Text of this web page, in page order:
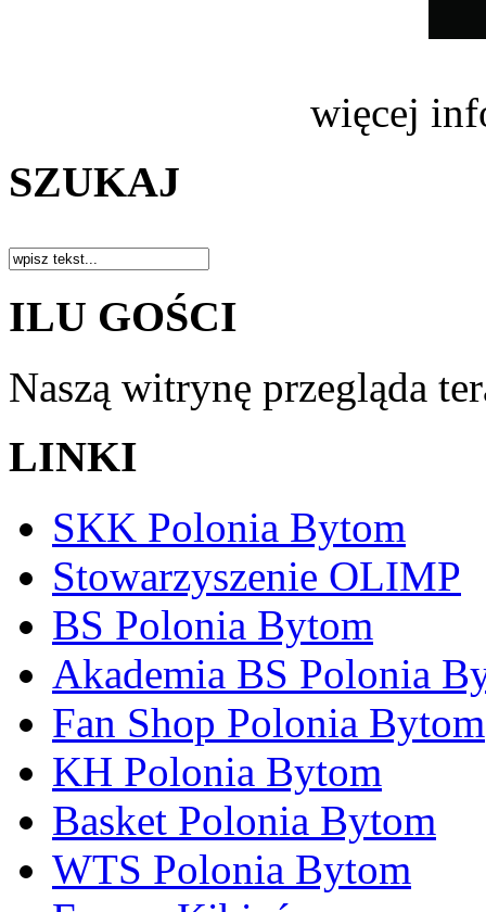
więcej
SZUKAJ
ILU GOŚCI
Naszą witrynę przegląda
LINKI
SKK Polonia Bytom
Stowarzyszenie OLIMP
BS Polonia Bytom
Akademia BS Polonia
Fan Shop Polonia Bytom
KH Polonia Bytom
Basket Polonia Bytom
WTS Polonia Bytom